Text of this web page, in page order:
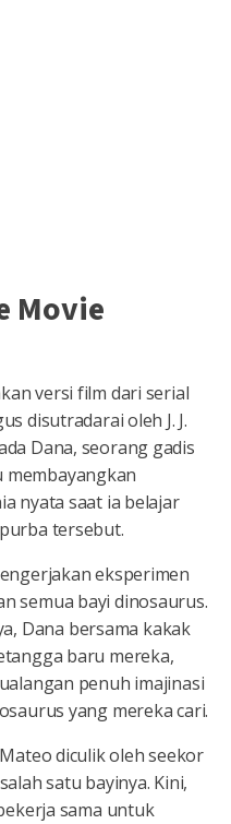
Movie
versi film dari serial
disutradarai oleh J. J.
Dana, seorang gadis
membayangkan
nyata saat ia belajar
tersebut.
eksperimen
semua bayi dinosaurus.
Dana bersama kakak
baru mereka,
penuh imajinasi
yang mereka cari.
diculik oleh seekor
satu bayinya. Kini,
sama untuk